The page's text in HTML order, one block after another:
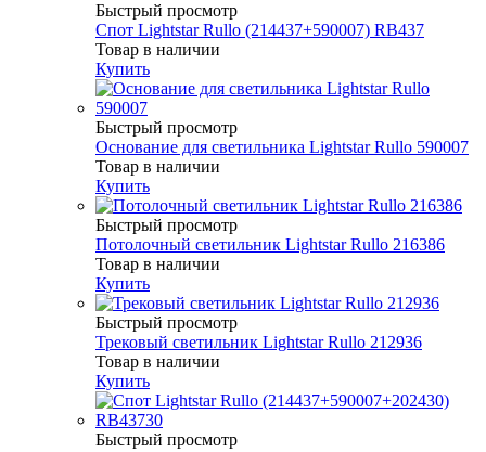
Быстрый просмотр
Спот Lightstar Rullo (214437+590007) RB437
Товар в наличии
Купить
Быстрый просмотр
Основание для светильника Lightstar Rullo 590007
Товар в наличии
Купить
Быстрый просмотр
Потолочный светильник Lightstar Rullo 216386
Товар в наличии
Купить
Быстрый просмотр
Трековый светильник Lightstar Rullo 212936
Товар в наличии
Купить
Быстрый просмотр